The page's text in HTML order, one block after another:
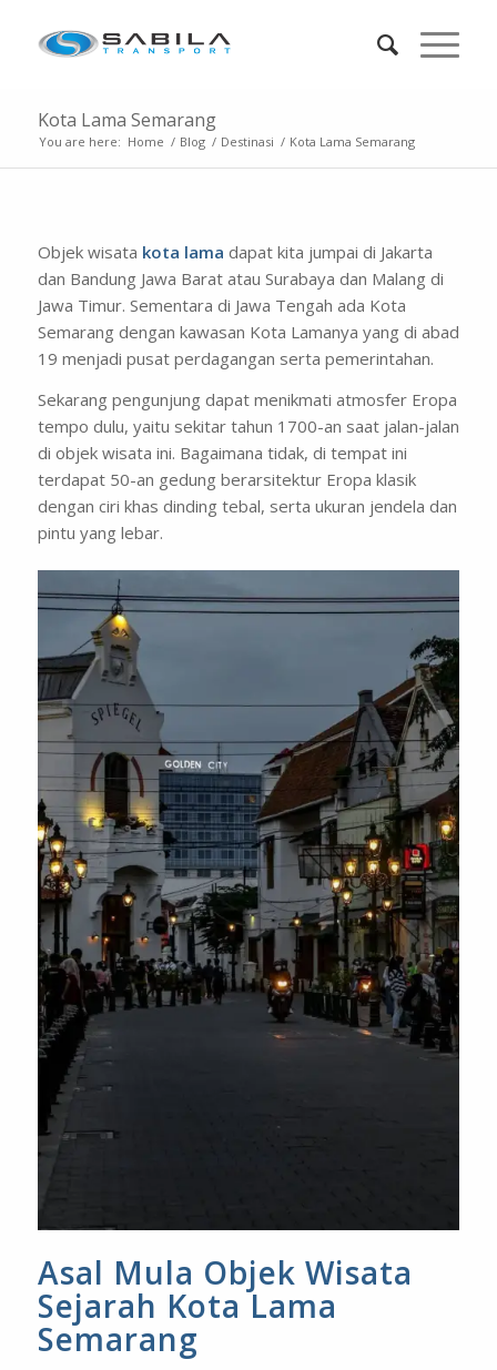
Kota Lama Semarang
You are here: Home / Blog / Destinasi / Kota Lama Semarang
Objek wisata kota lama dapat kita jumpai di Jakarta
dan Bandung Jawa Barat atau Surabaya dan Malang di
Jawa Timur. Sementara di Jawa Tengah ada Kota
Semarang dengan kawasan Kota Lamanya yang di abad
19 menjadi pusat perdagangan serta pemerintahan.
Sekarang pengunjung dapat menikmati atmosfer Eropa
tempo dulu, yaitu sekitar tahun 1700-an saat jalan-jalan
di objek wisata ini. Bagaimana tidak, di tempat ini
terdapat 50-an gedung berarsitektur Eropa klasik
dengan ciri khas dinding tebal, serta ukuran jendela dan
pintu yang lebar.
Asal Mula Objek Wisata
Sejarah Kota Lama
Semarang